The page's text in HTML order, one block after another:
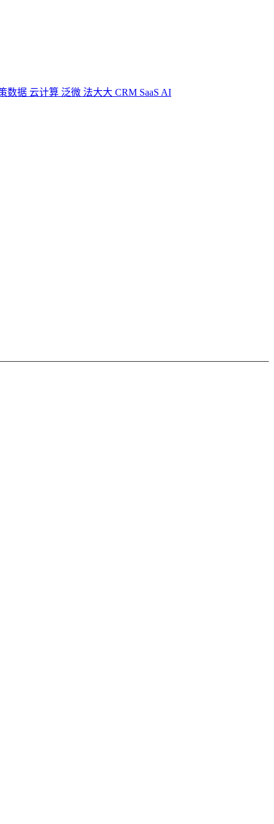
数据 云计算 泛微 法大大 CRM SaaS AI